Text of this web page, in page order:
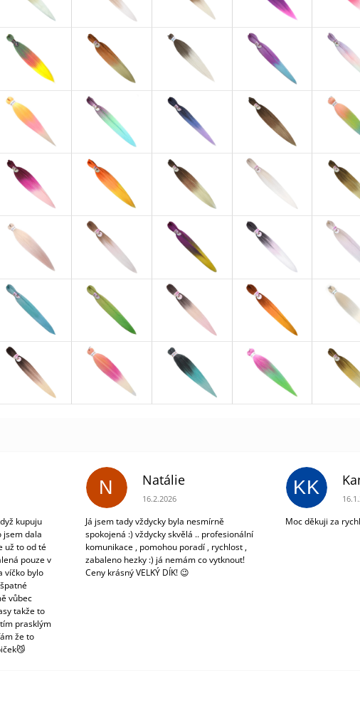
je 3 z 5 hvězdiček.
kupuju
jsem dala
už to od té
pouze v
víčko bylo
vůbec
takže to
prasklým
že to
N Natálie
Hodnocení obchodu je 5 z 5 hvězdiček.
16.2.2026
Já jsem tady vždycky byla nesmírně
spokojená :) vždycky skvělá .. profesionální
komunikace , pomohou poradí , rychlost ,
zabaleno hezky :) já nemám co vytknout!
Ceny krásný VELKÝ DÍK! 😉
KK
Moc děkuji za